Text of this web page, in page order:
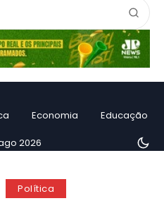
Economia Educação
2026
Política